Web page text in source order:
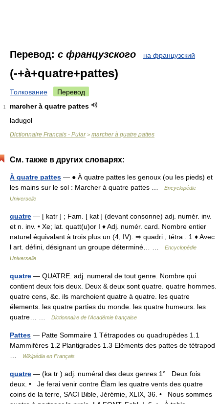
Перевод: с французского на французский
(-+à+quatre+pattes)
Толкование Перевод
1
marcher à quatre pattes
ladugol
Dictionnaire Français - Pular> marcher à quatre pattes
См. также в других словарях:
À quatre pattes — ● À quatre pattes les genoux (ou les pieds) et
les mains sur le sol : Marcher à quatre pattes …
Encyclopédie
Universelle
quatre — [ katr ] ; Fam. [ kat ] (devant consonne) adj. numér. inv.
et n. inv. • Xe; lat. quatt(u)or I ♦ Adj. numér. card. Nombre entier
naturel équivalant à trois plus un (4; IV). ⇒ quadri , tétra . 1 ♦ Avec
l art. défini, désignant un groupe déterminé… …
Encyclopédie
Universelle
quatre — QUATRE. adj. numeral de tout genre. Nombre qui
contient deux fois deux. Deux & deux sont quatre. quatre hommes.
quatre cens, &c. ils marchoient quatre à quatre. les quatre
élements. les quatre parties du monde. les quatre humeurs. les
quatre… …
Dictionnaire de l'Académie française
Pattes — Patte Sommaire 1 Tétrapodes ou quadrupèdes 1.1
Mammifères 1.2 Plantigrades 1.3 Elèments des pattes de tétrapod
Wikipédia en Français
quatre — (ka tr ) adj. numéral des deux genres 1° Deux fois
deux. • Je ferai venir contre Élam les quatre vents des quatre
coins de la terre, SACI Bible, Jérémie, XLIX, 36. • Nous sommes